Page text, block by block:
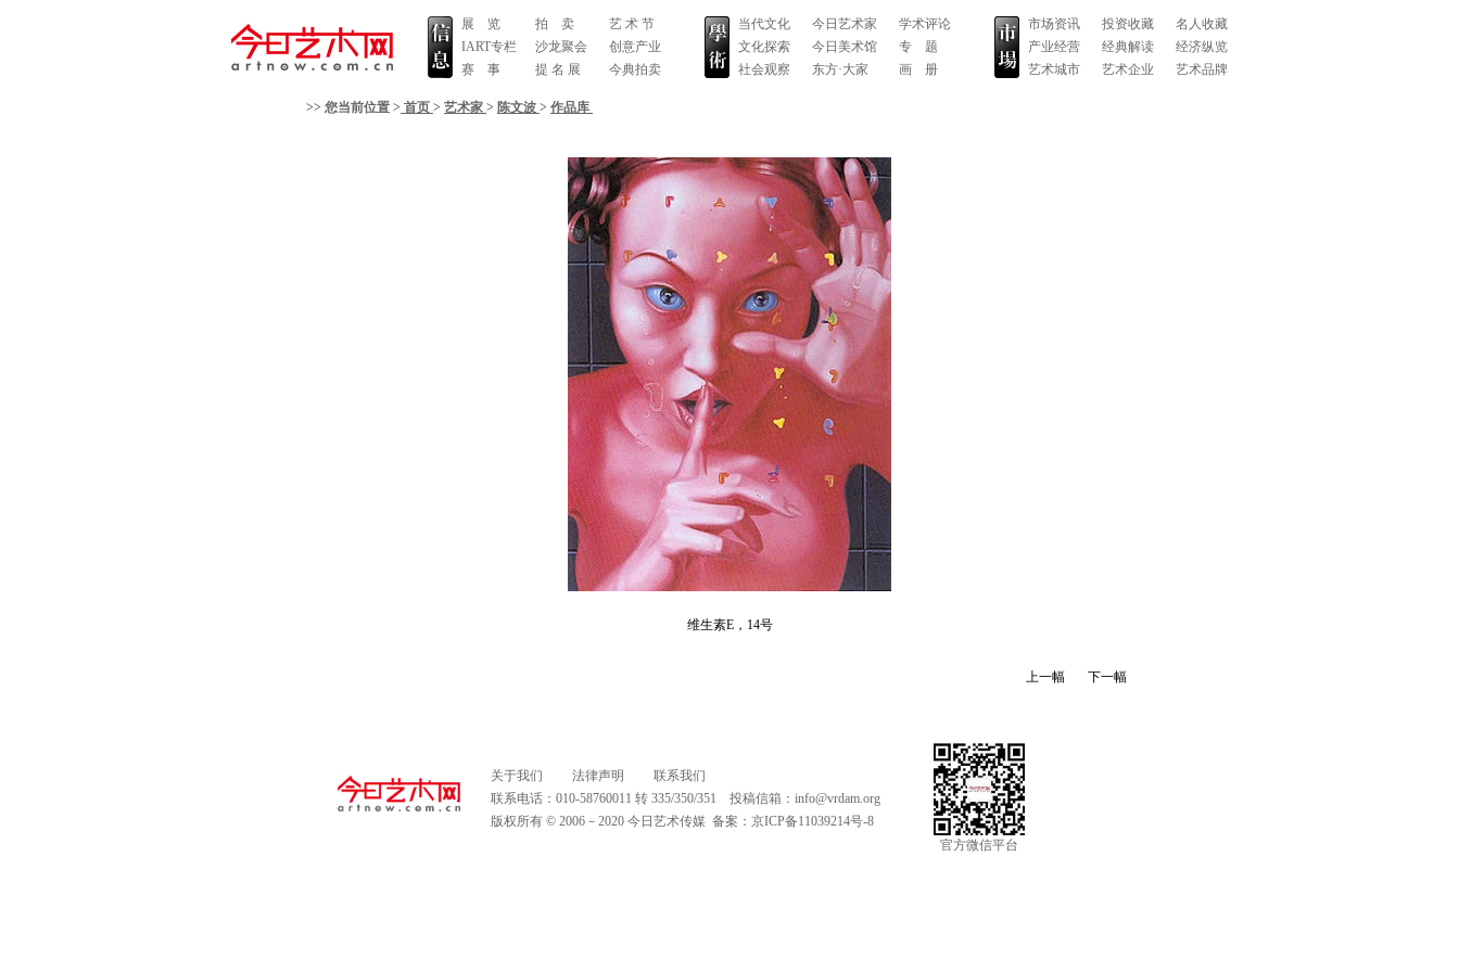
展 览
IART专栏
赛 事
拍 卖
沙龙聚会
提 名 展
艺 术 节
创意产业
今典拍卖
当代文化
文化探索
社会观察
今日艺术家
今日美术馆
东方·大家
学术评论
专 题
画 册
市场资讯
产业经营
艺术城市
投资收藏
经典解读
艺术企业
名人收藏
经济纵览
艺术品牌
>> 您当前位置 > 首页 > 艺术家 > 陈文波 > 作品库
维生素E，14号
上一幅 下一幅
关于我们 法律声明
联系我们
联系电话：010-58760011 转 335/350/351 投稿信箱： info@vrdam.org
版权所有 © 2006－2020 今日艺术传媒 备案： 京ICP备11039214号-8
官方微信平台